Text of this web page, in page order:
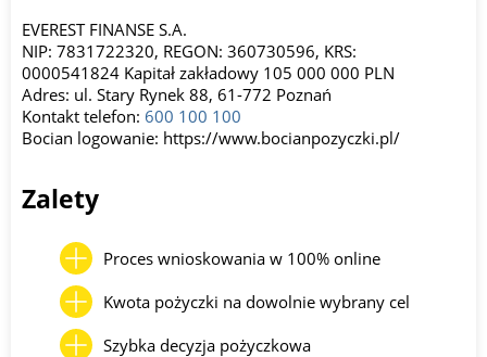
EVEREST FINANSE S.A.
NIP: 7831722320, REGON: 360730596, KRS:
0000541824 Kapitał zakładowy 105 000 000 PLN
Adres: ul. Stary Rynek 88, 61-772 Poznań
Kontakt telefon: 600 100 100
Bocian logowanie: https://www.bocianpozyczki.pl/
Zalety
Proces wnioskowania w 100% online
Kwota pożyczki na dowolnie wybrany cel
Szybka decyzja pożyczkowa